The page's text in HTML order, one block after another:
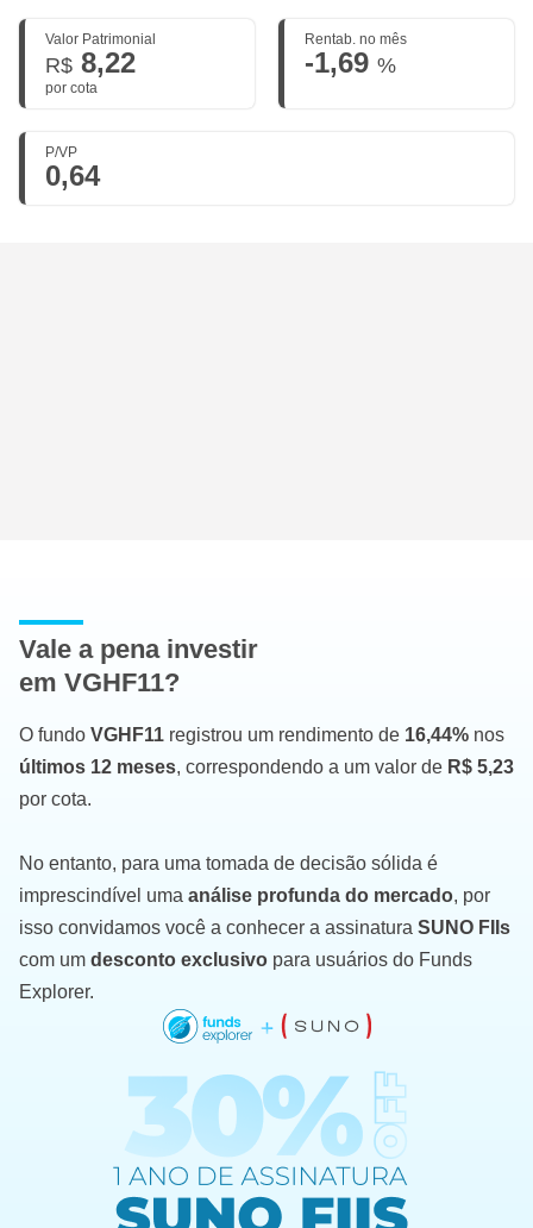
Valor Patrimonial
R$ 8,22
por cota
Rentab. no mês
-1,69 %
P/VP
0,64
Vale a pena investir
em VGHF11?
O fundo VGHF11 registrou um rendimento de 16,44% nos
últimos 12 meses, correspondendo a um valor de R$ 5,23
por cota.
No entanto, para uma tomada de decisão sólida é
imprescindível uma análise profunda do mercado, por
isso convidamos você a conhecer a assinatura SUNO FIIs
com um desconto exclusivo para usuários do Funds
Explorer.